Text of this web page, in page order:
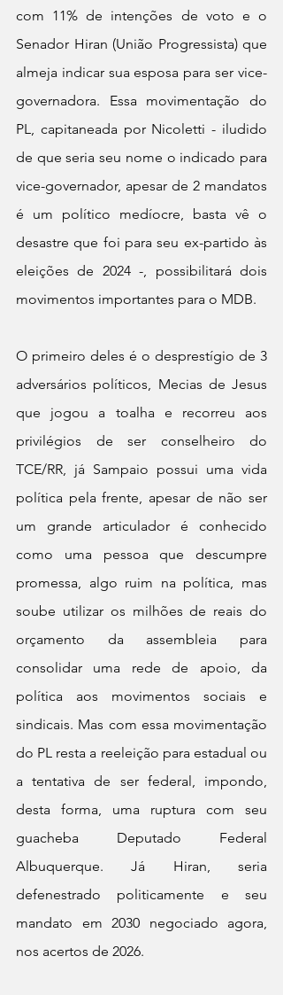
com 11% de intenções de voto e o
Senador Hiran (União Progressista) que
almeja indicar sua esposa para ser vice-
governadora. Essa movimentação do
PL, capitaneada por Nicoletti - iludido
de que seria seu nome o indicado para
vice-governador, apesar de 2 mandatos
é um político medíocre, basta vê o
desastre que foi para seu ex-partido às
eleições de 2024 -, possibilitará dois
movimentos importantes para o MDB.
O primeiro deles é o desprestígio de 3
adversários políticos, Mecias de Jesus
que jogou a toalha e recorreu aos
privilégios de ser conselheiro do
TCE/RR, já Sampaio possui uma vida
política pela frente, apesar de não ser
um grande articulador é conhecido
como uma pessoa que descumpre
promessa, algo ruim na política, mas
soube utilizar os milhões de reais do
orçamento da assembleia para
consolidar uma rede de apoio, da
política aos movimentos sociais e
sindicais. Mas com essa movimentação
do PL resta a reeleição para estadual ou
a tentativa de ser federal, impondo,
desta forma, uma ruptura com seu
guacheba Deputado Federal
Albuquerque. Já Hiran, seria
defenestrado politicamente e seu
mandato em 2030 negociado agora,
nos acertos de 2026.